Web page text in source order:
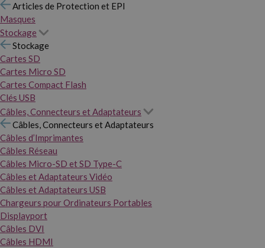
Articles de Protection et EPI
Masques
Stockage
Stockage
Cartes SD
Cartes Micro SD
Cartes Compact Flash
Clés USB
Câbles, Connecteurs et Adaptateurs
Câbles, Connecteurs et Adaptateurs
Câbles d’Imprimantes
Câbles Réseau
Câbles Micro-SD et SD Type-C
Câbles et Adaptateurs Vidéo
Câbles et Adaptateurs USB
Chargeurs pour Ordinateurs Portables
Displayport
Câbles DVI
Câbles HDMI